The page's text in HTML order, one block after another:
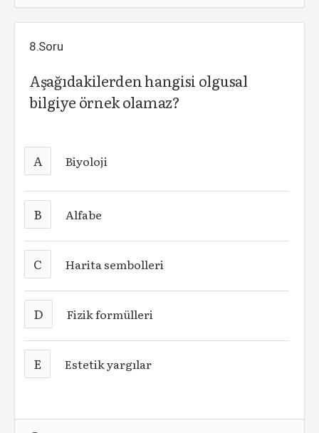
8.Soru
Aşağıdakilerden hangisi olgusal
bilgiye örnek olamaz?
A Biyoloji
B Alfabe
C Harita sembolleri
D Fizik formülleri
E Estetik yargılar